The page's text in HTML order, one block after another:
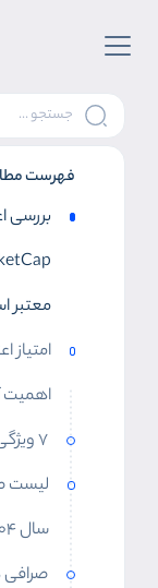
فهرست
بررسی
معتبر
اهمیت
۷ ویژگی یک صرافی معتبر ارز دیجیتال
لیست
سال ۱۴۰۴
صرافی